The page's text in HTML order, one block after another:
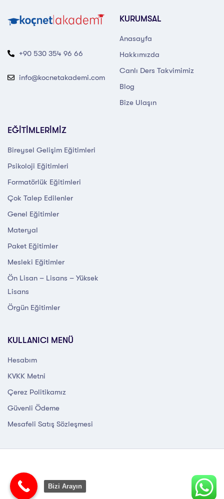
+90 530 354 96 66
info@kocnetakademi.com
KURUMSAL
Anasayfa
Hakkımızda
Canlı Ders Takvimimiz
Blog
Bize Ulaşın
EĞİTİMLERİMİZ
Bireysel Gelişim Eğitimleri
Psikoloji Eğitimleri
Formatörlük Eğitimleri
Çok Talep Edilenler
Genel Eğitimler
Materyal
Paket Eğitimler
Mesleki Eğitimler
Ön Lisan – Lisans – Yüksek
Lisans
Örgün Eğitimler
KULLANICI MENÜ
Hesabım
KVKK Metni
Çerez Politikamız
Güvenli Ödeme
Mesafeli Satış Sözleşmesi
Bizi Arayın